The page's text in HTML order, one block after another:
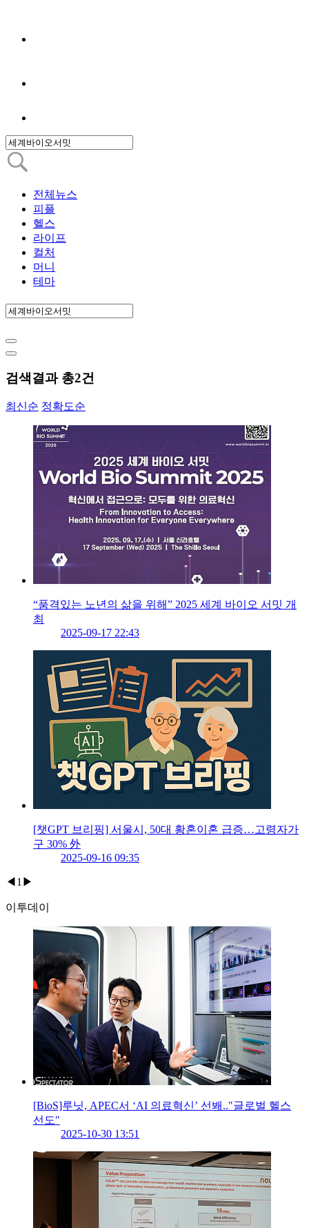
전체뉴스
피플
헬스
라이프
컬처
머니
테마
검색결과 총2건
최신순 정확도순
“품격있는 노년의 삶을 위해” 2025 세계 바이오 서밋 개
최
2025-09-17 22:43
[챗GPT 브리핑] 서울시, 50대 황혼이혼 급증…고령자가
구 30% 外
2025-09-16 09:35
◀ 1 ▶
이투데이
[BioS]루닛, APEC서 ‘AI 의료혁신’ 선봬.."글로벌 헬스
선도"
2025-10-30 13:51